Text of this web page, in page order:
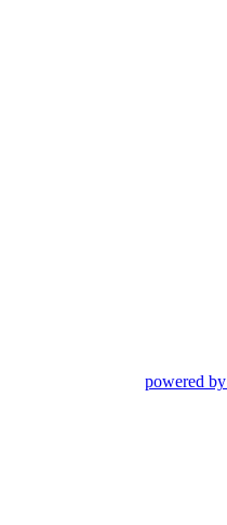
powered